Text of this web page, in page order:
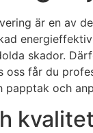
är en av
skador.
oss får du
papptak och